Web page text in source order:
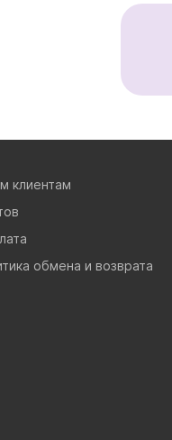
клиентам
обмена и возврата